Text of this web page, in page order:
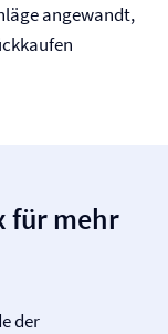
angewandt,
für mehr
der